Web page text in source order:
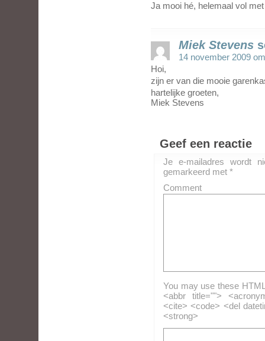
Ja mooi hé, helemaal vol
Miek Stevens
14 november 2009
Hoi,
zijn er van die mooie
hartelijke groeten,
Miek Stevens
Geef een reactie
Je e-mailadres wordt
gemarkeerd met *
Comment
You may use these
<abbr title="">
<cite> <code> <del
<strong>